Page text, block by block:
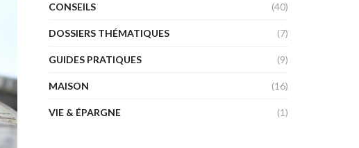
CONSEILS (40)
DOSSIERS THÉMATIQUES (7)
GUIDES PRATIQUES (9)
MAISON (16)
VIE & ÉPARGNE (1)